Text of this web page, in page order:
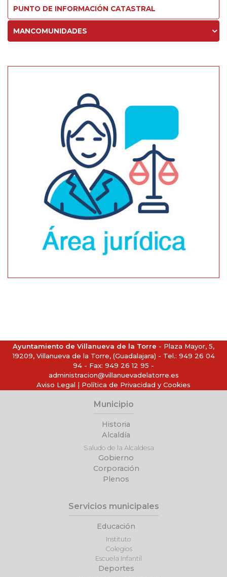
PUNTO DE INFORMACIÓN CATASTRAL
MANCOMUNIDADES
Ayuntamiento de Villanueva de la Torre - Plaza Mayor, 5,
19209, Villanueva de la Torre, (Guadalajara) - Tel.: 949 26 04
94 - Fax: 949 26 12 95 -
administracion@villanuevadelatorre.es
Aviso Legal | Política de Privacidad y Cookies
Municipio
Historia
Alcaldía
Saludo de la Alcaldesa
Gobierno
Corporación
Plenos
Servicios municipales
Educación
Instituto
Colegios
Escuela Infantil
Deportes